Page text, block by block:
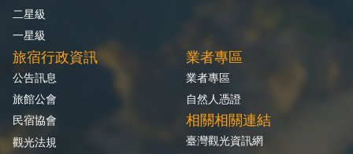
二星級
一星級
旅宿行政資訊
公告訊息
旅館公會
民宿協會
觀光法規
業者專區
業者專區
自然人憑證
相關相關連結
臺灣觀光資訊網